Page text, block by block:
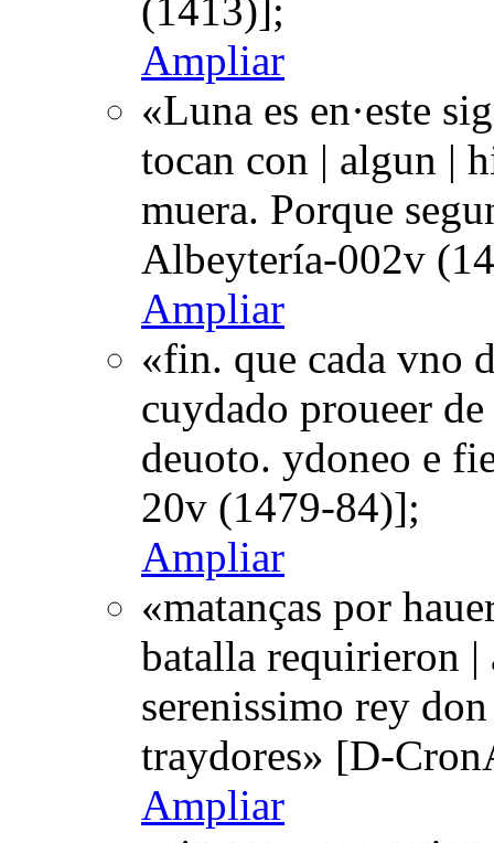
(1413)];
Ampliar
«Luna es en·este
tocan con | algun |
muera. Porque
Albeytería-002v
Ampliar
«fin. que cada vno
cuydado proueer
deuoto. ydoneo e
20v (1479-84)];
Ampliar
«matanças por
batalla requirieron |
serenissimo rey
traydores» [D-
Ampliar